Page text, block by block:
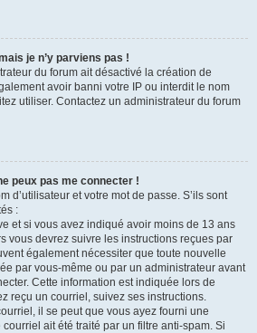
je n’y parviens pas !
du forum ait désactivé la création de
avoir banni votre IP ou interdit le nom
utiliser. Contactez un administrateur du forum
peux pas me connecter !
d’utilisateur et votre mot de passe. S’ils sont
:
et si vous avez indiqué avoir moins de 13 ans
vous devrez suivre les instructions reçues par
également nécessiter que toute nouvelle
par vous-même ou par un administrateur avant
Cette information est indiquée lors de
reçu un courriel, suivez ses instructions.
il se peut que vous ayez fourni une
ait été traité par un filtre anti-spam. Si